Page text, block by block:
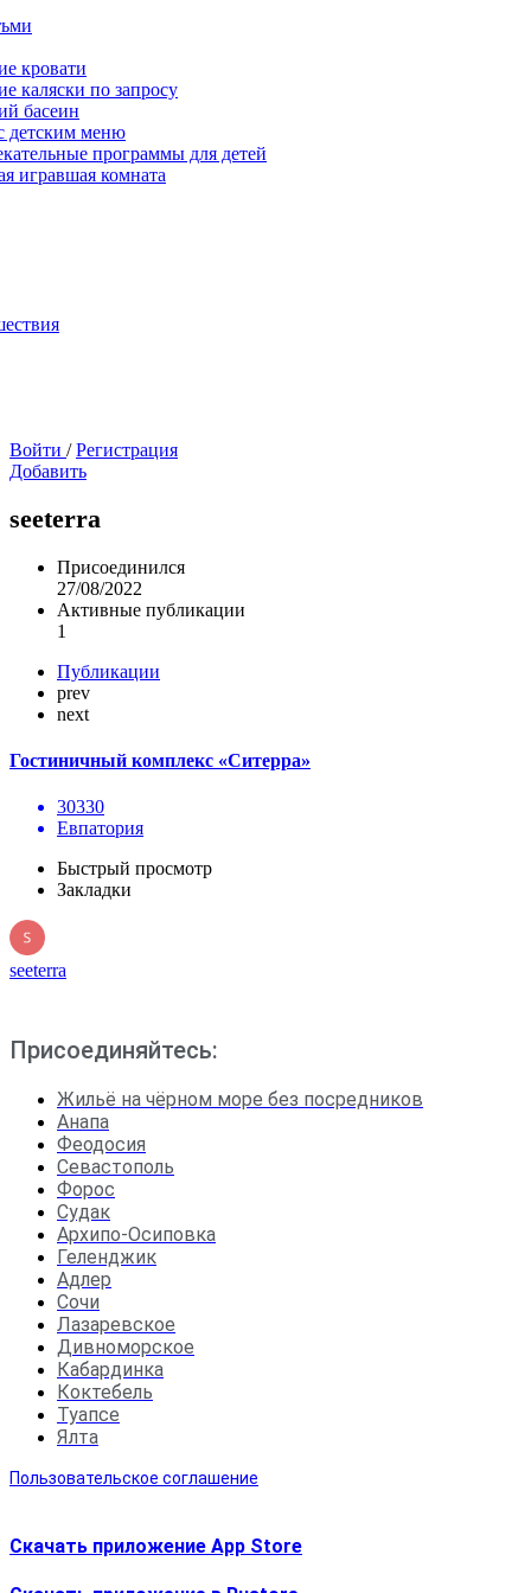
кровати
каляски по запросу
басеин
детским меню
программы для детей
игравшая комната
Войти / Регистрация
Добавить
seeterra
Присоединился
27/08/2022
Активные публикации
1
Публикации
prev
next
Гостиничный комплекс «Ситерра»
30330
Евпатория
Быстрый просмотр
Закладки
seeterra
Присоединяйтесь:
Жильё на чёрном море без посредников
Анапа
Феодосия
Севастополь
Форос
Судак
Архипо-Осиповка
Геленджик
Адлер
Сочи
Лазаревское
Дивноморское
Кабардинка
Коктебель
Туапсе
Ялта
Пользовательское соглашение
Скачать приложение App Store